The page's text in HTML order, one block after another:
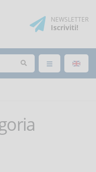
NEWSLETTER
Iscriviti!